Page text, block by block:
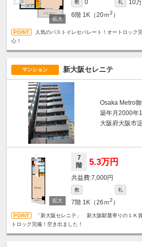
敷 0 礼
10
6階 1K（20ｍ2 ）
人気のバストイレセパレート！オートロック
心！
マンション 新大阪セレニテ
Osaka Metro
築年月2000年
大阪府大阪市
7
階
5.3万円
7,000円
敷 礼
7階 1K（26ｍ2 ）
「新大阪セレニテ」 新大阪駅最寄りの１Ｋ
トロック完備！空き出ました！